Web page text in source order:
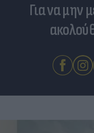
Για να μην